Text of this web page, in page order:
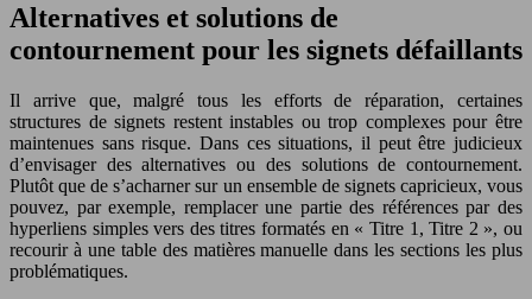
Alternatives et solutions de
contournement pour les signets défaillants
Il arrive que, malgré tous les efforts de réparation, certaines
structures de signets restent instables ou trop complexes pour être
maintenues sans risque. Dans ces situations, il peut être judicieux
d’envisager des alternatives ou des solutions de contournement.
Plutôt que de s’acharner sur un ensemble de signets capricieux, vous
pouvez, par exemple, remplacer une partie des références par des
hyperliens simples vers des titres formatés en « Titre 1, Titre 2 », ou
recourir à une table des matières manuelle dans les sections les plus
problématiques.